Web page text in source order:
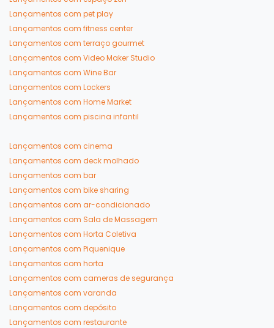
Lançamentos com pet play
Lançamentos com fitness center
Lançamentos com terraço gourmet
Lançamentos com Video Maker Studio
Lançamentos com Wine Bar
Lançamentos com Lockers
Lançamentos com Home Market
Lançamentos com piscina infantil
Lançamentos com cinema
Lançamentos com deck molhado
Lançamentos com bar
Lançamentos com bike sharing
Lançamentos com ar-condicionado
Lançamentos com Sala de Massagem
Lançamentos com Horta Coletiva
Lançamentos com Piquenique
Lançamentos com horta
Lançamentos com cameras de segurança
Lançamentos com varanda
Lançamentos com depósito
Lançamentos com restaurante